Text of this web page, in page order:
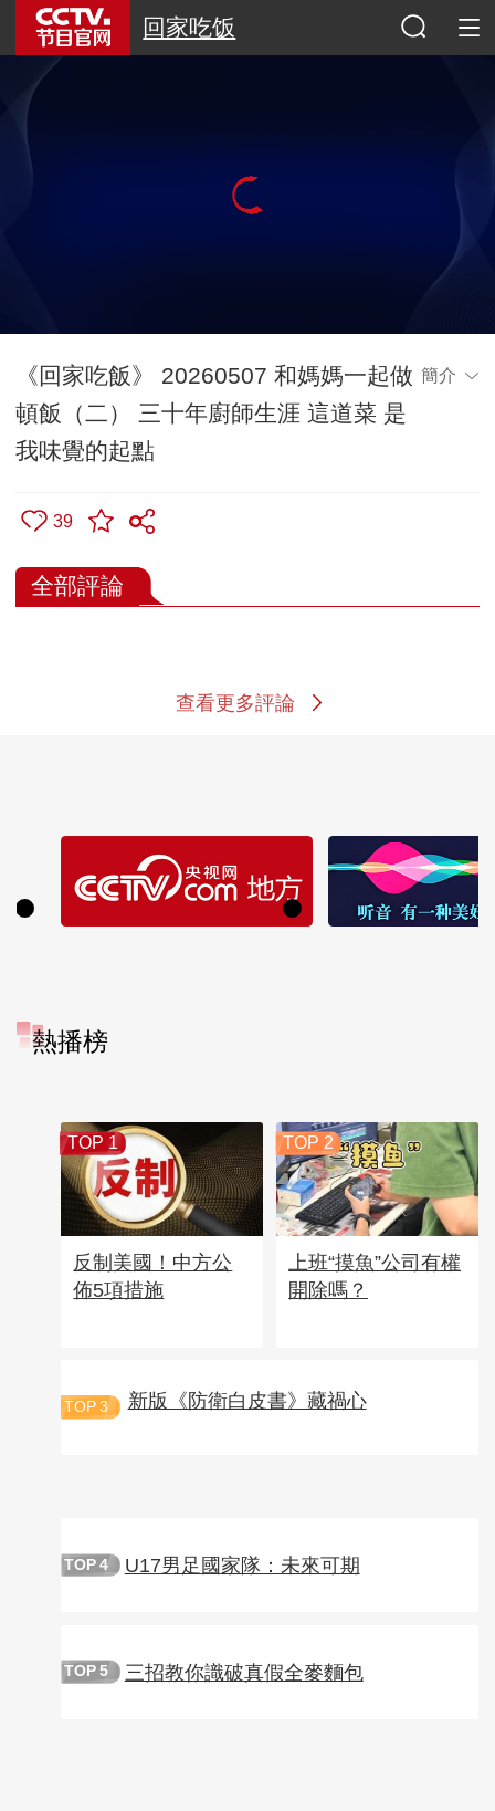
回家吃饭
《回家吃飯》 20260507 和媽媽一起做
頓飯（二） 三十年廚師生涯 這道菜 是
我味覺的起點
簡介
39
全部評論
查看更多評論
熱播榜
TOP 1
反制美國！中方公
佈5項措施
TOP 2
上班“摸魚”公司有權
開除嗎？
TOP 3 新版《防衛白皮書》藏禍心
TOP 4 U17男足國家隊：未來可期
TOP 5 三招教你識破真假全麥麵包